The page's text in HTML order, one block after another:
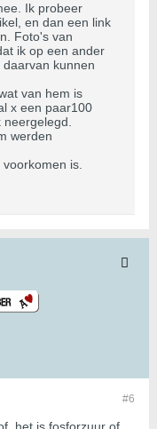
Ik probeer
en dan een link
Foto's van
ik op een ander
kunnen
van hem is
x een paar100
werden
is.
#6